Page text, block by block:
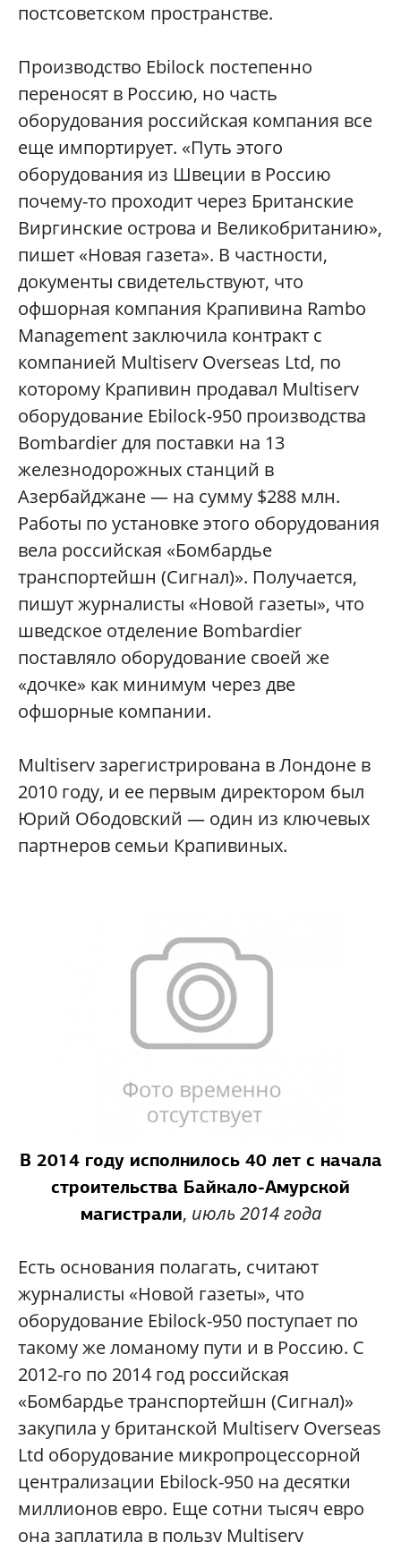
постсоветском пространстве.
Производство Ebilock постепенно
переносят в Россию, но часть
оборудования российская компания все
еще импортирует. «Путь этого
оборудования из Швеции в Россию
почему-то проходит через Британские
Виргинские острова и Великобританию»,
пишет «Новая газета». В частности,
документы свидетельствуют, что
офшорная компания Крапивина Rambo
Management заключила контракт с
компанией Multiserv Overseas Ltd, по
которому Крапивин продавал Multiserv
оборудование Ebilock-950 производства
Bombardier для поставки на 13
железнодорожных станций в
Азербайджане — на сумму $288 млн.
Работы по установке этого оборудования
вела российская «Бомбардье
транспортейшн (Сигнал)». Получается,
пишут журналисты «Новой газеты», что
шведское отделение Bombardier
поставляло оборудование своей же
«дочке» как минимум через две
офшорные компании.
Multiserv зарегистрирована в Лондоне в
2010 году, и ее первым директором был
Юрий Ободовский — один из ключевых
партнеров семьи Крапивиных.
В 2014 году исполнилось 40 лет с начала
строительства Байкало-Амурской
магистрали, июль 2014 года
Есть основания полагать, считают
журналисты «Новой газеты», что
оборудование Ebilock-950 поступает по
такому же ломаному пути и в Россию. С
2012-го по 2014 год российская
«Бомбардье транспортейшн (Сигнал)»
закупила у британской Multiserv Overseas
Ltd оборудование микропроцессорной
централизации Ebilock-950 на десятки
миллионов евро. Еще сотни тысяч евро
она заплатила в пользу Multiserv